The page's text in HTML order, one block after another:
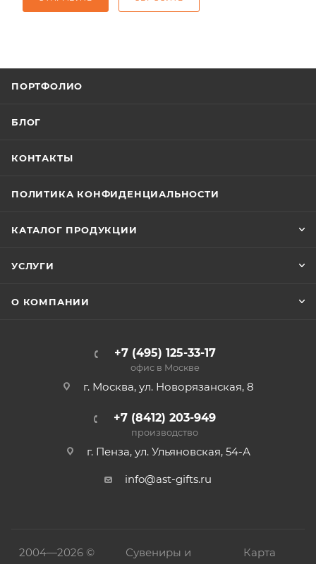
ПОРТФОЛИО
БЛОГ
КОНТАКТЫ
ПОЛИТИКА КОНФИДЕНЦИАЛЬНОСТИ
КАТАЛОГ ПРОДУКЦИИ
УСЛУГИ
О КОМПАНИИ
+7 (495) 125-33-17
офис в Москве
г. Москва, ул. Новорязанская, 8
+7 (8412) 203-949
производство
г. Пенза, ул. Ульяновская, 54-А
info@ast-gifts.ru
2004—2026 ©
Сувениры и
Карта